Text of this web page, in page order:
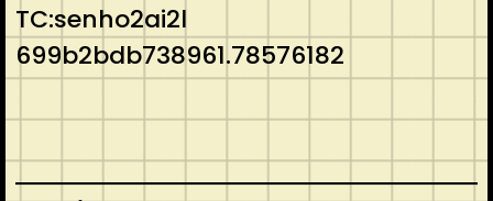
TC:senho2ai2l
699b2bdb738961.78576182